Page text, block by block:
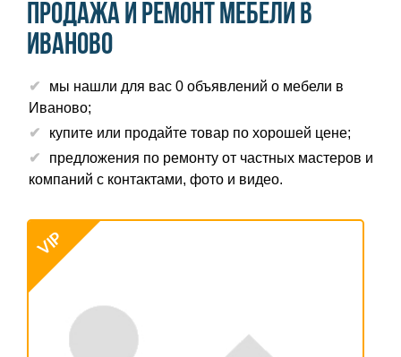
Продажа и ремонт мебели в
Иваново
мы нашли для вас 0 объявлений о мебели в
Иваново;
купите или продайте товар по хорошей цене;
предложения по ремонту от частных мастеров и
компаний с контактами, фото и видео.
VIP